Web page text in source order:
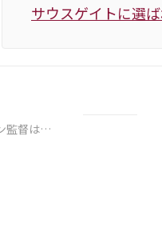
サウスゲイトに選
監督は